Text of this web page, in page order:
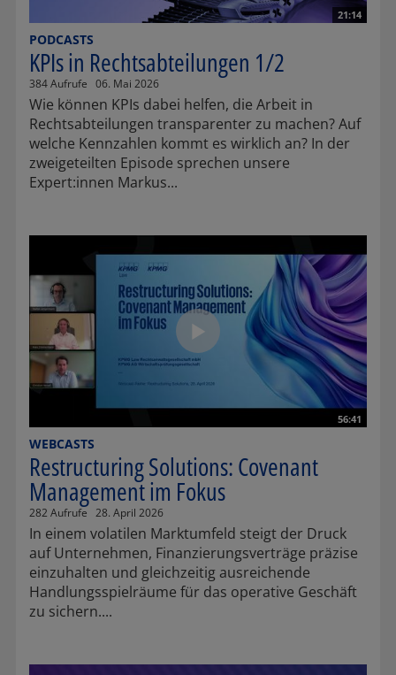
21:14
PODCASTS
KPIs in Rechtsabteilungen 1/2
384 Aufrufe 06. Mai 2026
Wie können KPIs dabei helfen, die Arbeit in
Rechtsabteilungen transparenter zu machen? Auf
welche Kennzahlen kommt es wirklich an? In der
zweigeteilten Episode sprechen unsere
Expert:innen Markus...
56:41
WEBCASTS
Restructuring Solutions: Covenant
Management im Fokus
282 Aufrufe 28. April 2026
In einem volatilen Marktumfeld steigt der Druck
auf Unternehmen, Finanzierungsverträge präzise
einzuhalten und gleichzeitig ausreichende
Handlungsspielräume für das operative Geschäft
zu sichern....